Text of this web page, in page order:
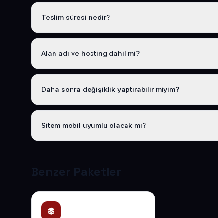
Teslim süresi nedir?
Logo, iletişim ve tanıtım metinlerinizi ilettikten sonra
Alan adı ve hosting dahil mi?
Evet. Yıllık paket ücretine ücretsiz .com.tr alan adı ve
Daha sonra değişiklik yaptırabilir miyim?
Evet. Teslimden sonra ilk 30 gün ücretsiz revizyon
Sitem mobil uyumlu olacak mı?
Benzer Paketler